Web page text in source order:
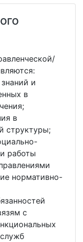
и
в
в
структуры;
работы
нормативно-
с